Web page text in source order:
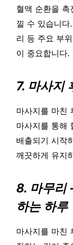
혈액 순환을
낄 수 있습니
리 등 주요 부
이 중요합니다.
7. 마사지
마사지를 마친
마사지를 통해
배출되기 시작
깨끗하게 유지
8. 마무리
하는 하루
마사지를 마친